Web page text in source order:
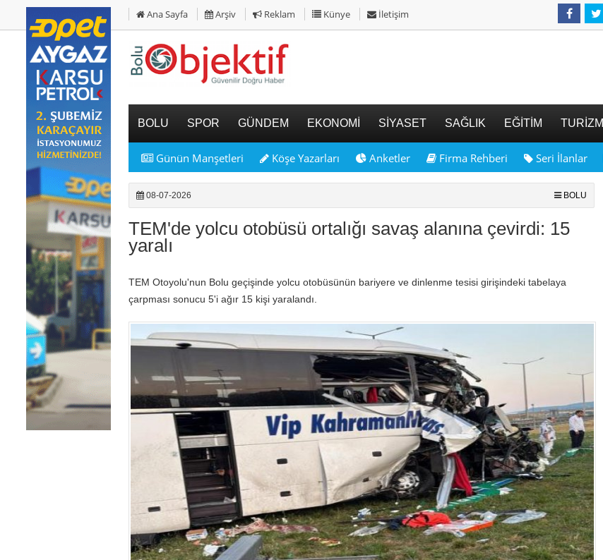
Ana Sayfa Arşiv Reklam Künye İletişim
BOLU SPOR GÜNDEM EKONOMİ SİYASET SAĞLIK EĞİTİM TURİZM
Günün Manşetleri Köşe Yazarları Anketler Firma Rehberi Seri İlanlar
08-07-2026 BOLU
TEM'de yolcu otobüsü ortalığı savaş alanına çevirdi: 15
yaralı
TEM Otoyolu'nun Bolu geçişinde yolcu otobüsünün bariyere ve dinlenme tesisi girişindeki tabelaya
çarpması sonucu 5'i ağır 15 kişi yaralandı.